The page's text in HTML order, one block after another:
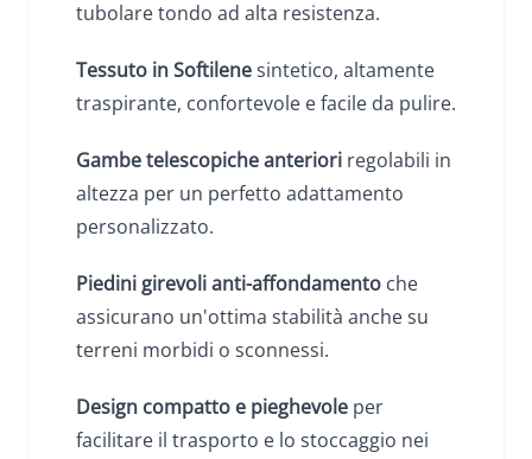
tubolare tondo ad alta resistenza.
Tessuto in Softilenesintetico, altamente
traspirante, confortevole e facile da pulire.
Gambe telescopiche anteriori regolabili in
altezza per un perfetto adattamento
personalizzato.
Piedini girevoli anti-affondamento che
assicurano un'ottima stabilità anche su
terreni morbidi o sconnessi.
Design compatto e pieghevole per
facilitare il trasporto e lo stoccaggio nei